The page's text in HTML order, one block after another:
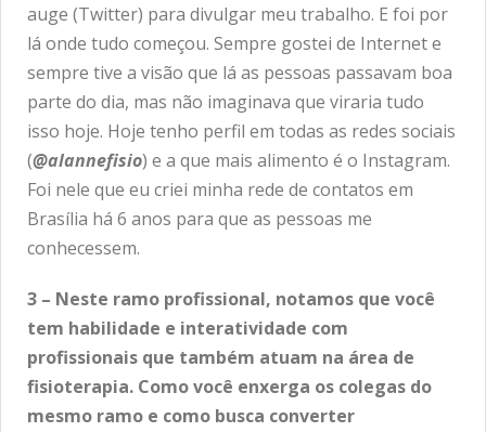
auge (Twitter) para divulgar meu trabalho. E foi por
lá onde tudo começou. Sempre gostei de Internet e
sempre tive a visão que lá as pessoas passavam boa
parte do dia, mas não imaginava que viraria tudo
isso hoje. Hoje tenho perfil em todas as redes sociais
(@alannefisio) e a que mais alimento é o Instagram.
Foi nele que eu criei minha rede de contatos em
Brasília há 6 anos para que as pessoas me
conhecessem.
3 – Neste ramo profissional, notamos que você
tem habilidade e interatividade com
profissionais que também atuam na área de
fisioterapia. Como você enxerga os colegas do
mesmo ramo e como busca converter